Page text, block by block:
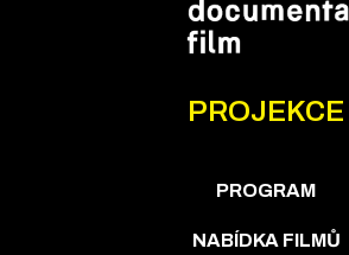
PROJEKCE
PROGRAM
NABÍDKA FILMŮ